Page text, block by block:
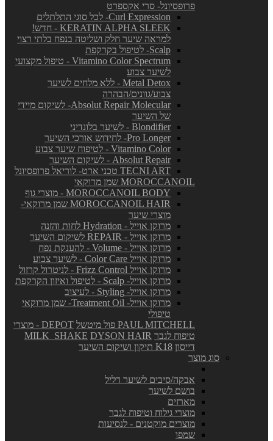
פרופסיונל- סרי אקספרט
Curl Expression- לכל סוגי התלתלים
KERATIN ALPHA SLEEK - חדש!
למראה שיער חלק ושליטה בנפח בלתי רצוי
Scalp- לטיפול בקרקפת
Vitamino Color Spectrum - טיפול מקצועי
לשיער צבוע
Metal Detox - ללא מלחים לשיער
צבוע/גוונים/הבהרה
Absolut Repair Molecular- לשיקום מיידי
של השיער
Blondifier - לשיער בלונדיני
Pro Longer- לחידוש אורכי השיער
Vitamino Color - לטיפוח שיער צבוע
Absolut Repair - לשיקום השיער
TECNI ART טכני ארט- לוריאל פרופסיונל
MOROCCANOIL שמן מרוקאי
MOROCCANOIL BODY - מוצרי גוף
MOROCCANOIL HAIR שמן מרוקאי-
מוצרי שיער
מרוקן אוייל - Hydration לחות והזנה
מרוקן אוייל - REPAIR לשיקום השיער
מרוקן אוייל - Volume - להענקת נפח
מרוקן אוייל Color Care - לשיער צבוע
מרוקן אוייל Frizz Control - לניטרול קרזול
מרוקן אוייל- Scalp - לטיפול ואיזון הקרקפת
מרוקן אוייל- Styling - לעיצוב
מרוקן אוייל- Treatment Oil- שמן מרוקאי
טיפולי
PAUL MITCHELL פול מיטשל
DEPOT - מוצרי
טיפוח לגבר
MILK_SHAKE DYSON HAIR
דייסון K18 תיקון ושיקום השיער
סוג מוצר
אבקה/סיבים לשיער דליל
בושם לשיער
מארזים
מוצרי גילוח וטיפוח לגבר
מוצרים מוקטנים - לנסיעות
שמפו